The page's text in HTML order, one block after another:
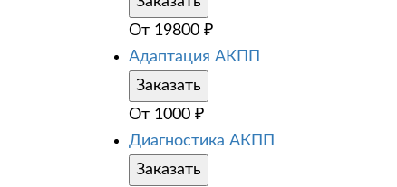
От 19800 ₽
Адаптация АКПП
Заказать
От 1000 ₽
Диагностика АКПП
Заказать